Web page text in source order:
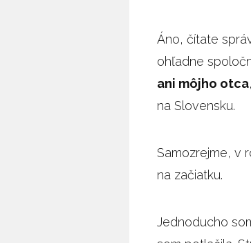
Áno, čítate
ohľadne
ani môjho otca
na Slovensku.
Samozrejme, v
na začiatku.
Jednoducho